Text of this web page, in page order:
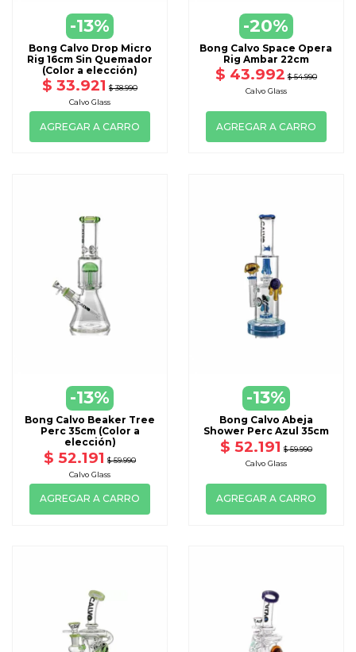
-13%
Bong Calvo Drop Micro
Rig 16cm Sin Quemador
(Color a elección)
$ 33.921 $ 38.990
Calvo Glass
AGREGAR A CARRO
-20%
Bong Calvo Space Opera
Rig Ambar 22cm
$ 43.992 $ 54.990
Calvo Glass
AGREGAR A CARRO
-13%
Bong Calvo Beaker Tree
Perc 35cm (Color a
elección)
$ 52.191 $ 59.990
Calvo Glass
AGREGAR A CARRO
-13%
Bong Calvo Abeja
Shower Perc Azul 35cm
$ 52.191 $ 59.990
Calvo Glass
AGREGAR A CARRO